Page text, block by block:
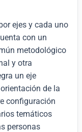
ejes y cada uno
con un
metodológico
y otra
un eje
de la
configuración
temáticos
personas